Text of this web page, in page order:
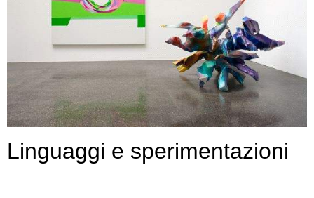
Linguaggi e sperimentazioni